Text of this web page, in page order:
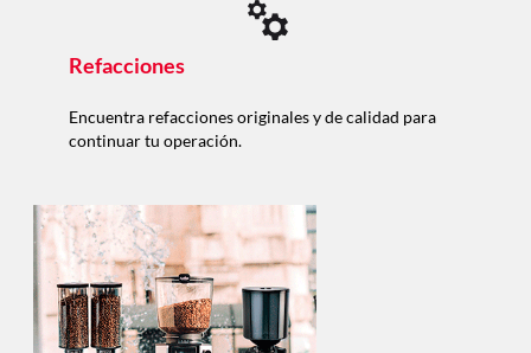
Refacciones
Encuentra refacciones originales y de calidad para
continuar tu operación.